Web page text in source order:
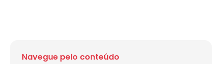
Navegue pelo conteúdo